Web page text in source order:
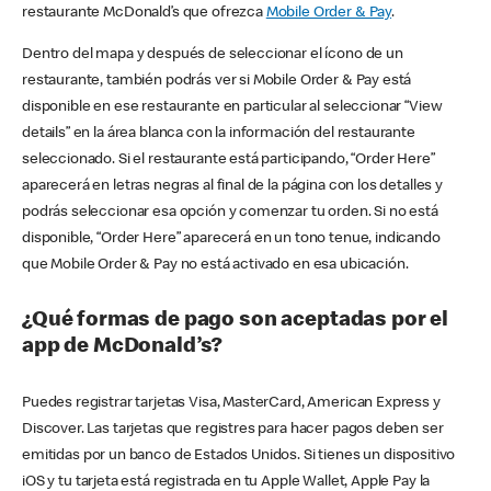
restaurante McDonald’s que ofrezca Mobile Order & Pay.
Dentro del mapa y después de seleccionar el ícono de un
restaurante, también podrás ver si Mobile Order & Pay está
disponible en ese restaurante en particular al seleccionar “View
details” en la área blanca con la información del restaurante
seleccionado. Si el restaurante está participando, “Order Here”
aparecerá en letras negras al final de la página con los detalles y
podrás seleccionar esa opción y comenzar tu orden. Si no está
disponible, “Order Here” aparecerá en un tono tenue, indicando
que Mobile Order & Pay no está activado en esa ubicación.
¿Qué formas de pago son aceptadas por el
app de McDonald’s?
Puedes registrar tarjetas Visa, MasterCard, American Express y
Discover. Las tarjetas que registres para hacer pagos deben ser
emitidas por un banco de Estados Unidos. Si tienes un dispositivo
iOS y tu tarjeta está registrada en tu Apple Wallet, Apple Pay la